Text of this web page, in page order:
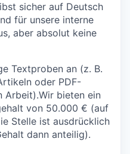
sicher auf Deutsch
für unsere interne
aber absolut keine
Textproben an (z. B.
oder PDF-
Arbeit).Wir bieten ein
von 50.000 € (auf
Stelle ist ausdrücklich
dann anteilig).